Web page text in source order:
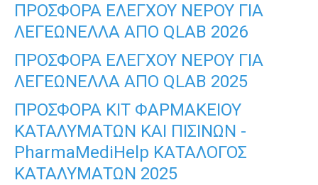
ΠΡΟΣΦΟΡΑ ΕΛΕΓΧΟΥ ΝΕΡΟΥ ΓΙΑ
ΛΕΓΕΩΝΕΛΛΑ ΑΠΟ QLAB 2026
ΠΡΟΣΦΟΡΑ ΕΛΕΓΧΟΥ ΝΕΡΟΥ ΓΙΑ
ΛΕΓΕΩΝΕΛΛΑ ΑΠΟ QLAB 2025
ΠΡΟΣΦΟΡΑ ΚΙΤ ΦΑΡΜΑΚΕΙΟΥ
ΚΑΤΑΛΥΜΑΤΩΝ ΚΑΙ ΠΙΣΙΝΩΝ -
PharmaMediHelp ΚΑΤΑΛΟΓΟΣ
ΚΑΤΑΛΥΜΑΤΩΝ 2025